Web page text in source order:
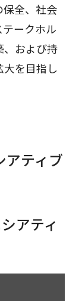
全、社会
ークホル
、および持
を目指し
アティブ
アティ